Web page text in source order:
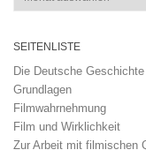
SEITENLISTE
Die Deutsche
Grundlagen
Filmwahrnehmung
Film und Wirklichkeit
Zur Arbeit mit filmischen